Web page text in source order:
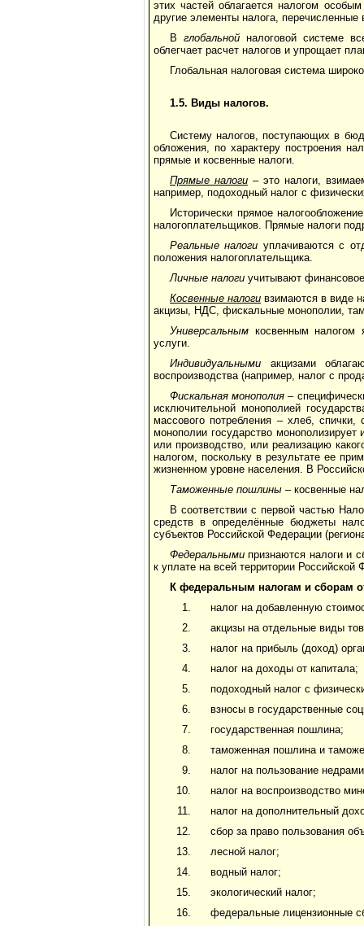
этих частей облагается налогом
другие элементы налога,
Вглобальнойналоговой системе
облегчает расчет налогов и упрощает
Глобальная налоговая система
1.5. Виды налогов.
Систему налогов, поступающих в
обложения, по характеру построения
прямые и косвенные налоги.
Прямые налоги– это налоги,
например, подоходный налог с
Исторически прямое
налогоплательщиков. Прямые налоги
Реальные налоги уплачиваются с
положения налогоплательщика.
Личные налоги учитывают
Косвенные налоги взимаются в виде
акцизы, НДС, фискальные монополии,
Универсальным косвенным налогом
услуги.
Индивидуальными акцизами
воспроизводства (например, налог с
Фискальная монополия –
исключительной монополией
массового потребления – хлеб,
монополии государство
или производство, или реализацию
налогом, поскольку в результате ее
жизненном уровне населения. В
Таможенные пошлины – косвенные
В соответствии с первой частью
средств в определённые бюджеты
субъектов Российской Федерации
Федеральными признаются налоги и
к уплате на всей территории Российской
К федеральным налогам и сборам
налог на добавленную
акцизы на отдельные виды
налог на прибыль (доход)
налог на доходы от капитала;
подоходный налог с
взносы в государственные
государственная пошлина;
таможенная пошлина и
налог на пользование
налог на воспроизводство
налог на дополнительный
сбор за право пользования
лесной налог;
водный налог;
экологический налог;
федеральные лицензионные